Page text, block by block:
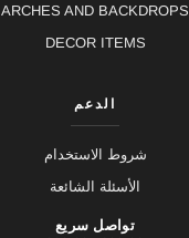
ARCHES AND BACKDROPS
DECOR ITEMS
الدعم
شروط الاستخدام
الأسئلة الشائعة
تواصل سريع